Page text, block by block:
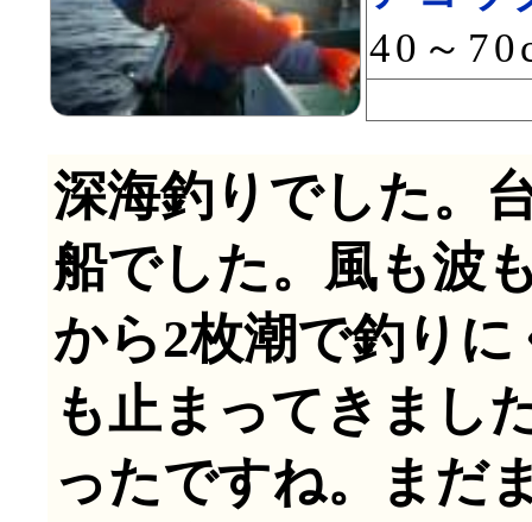
40～
深海釣りでした。
船でした。風も波
から2枚潮で釣り
も止まってきまし
ったですね。まだ